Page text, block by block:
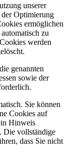
unserer
der Optimierung
ermöglichen
zu
werden
genannten
sowie der
Sie können
Cookies auf
Hinweis
Die vollständige
dass Sie nicht